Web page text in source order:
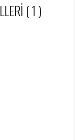
( 1 )